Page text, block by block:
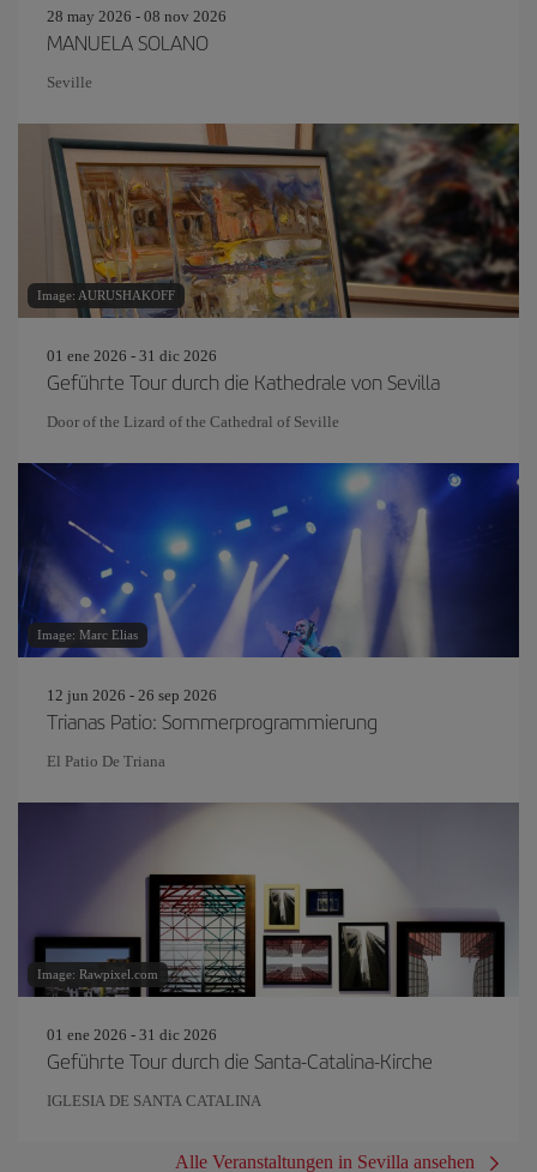
28 may 2026 - 08 nov 2026
MANUELA SOLANO
Seville
Image: AURUSHAKOFF
01 ene 2026 - 31 dic 2026
Geführte Tour durch die Kathedrale von Sevilla
Door of the Lizard of the Cathedral of Seville
Image: Marc Elias
12 jun 2026 - 26 sep 2026
Trianas Patio: Sommerprogrammierung
El Patio De Triana
Image: Rawpixel.com
01 ene 2026 - 31 dic 2026
Geführte Tour durch die Santa-Catalina-Kirche
IGLESIA DE SANTA CATALINA
Alle Veranstaltungen in Sevilla ansehen